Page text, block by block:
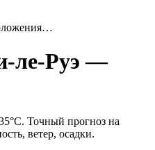
ле-Руэ —
Точный прогноз на
ветер, осадки.